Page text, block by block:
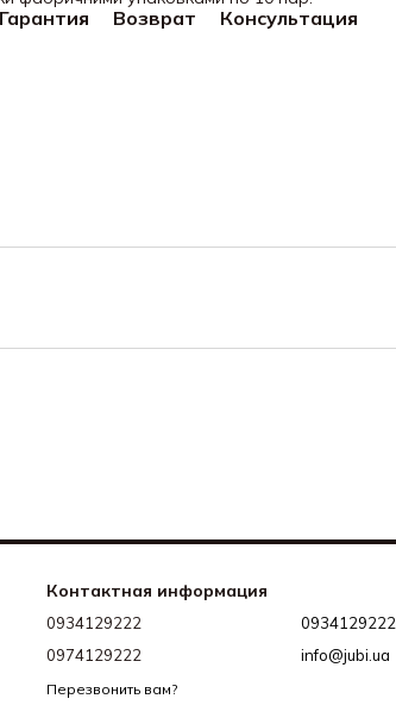
Гарантия Возврат Консультация
Контактная информация
0934129222
0974129222
Перезвонить вам?
0934129222
info@jubi.ua